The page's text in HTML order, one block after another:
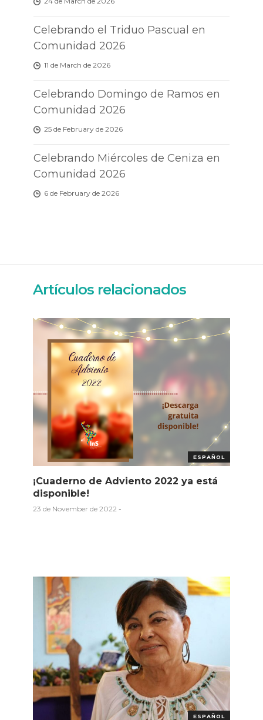
Celebrando el Triduo Pascual en
Comunidad 2026
11 de March de 2026
Celebrando Domingo de Ramos en
Comunidad 2026
25 de February de 2026
Celebrando Miércoles de Ceniza en
Comunidad 2026
6 de February de 2026
Artículos relacionados
ESPAÑOL
¡Cuaderno de Adviento 2022 ya está
disponible!
23 de November de 2022-
ESPAÑOL